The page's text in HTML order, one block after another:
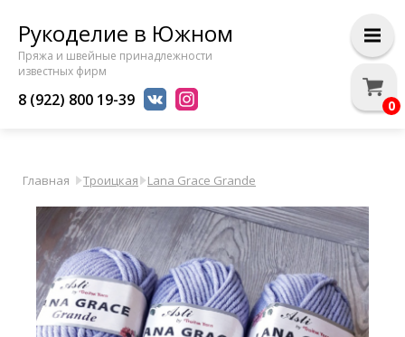
Рукоделие в Южном
Пряжа и швейные принадлежности
известных фирм
8 (922) 800 19-39
Главная Троицкая Lana Grace Grande
0